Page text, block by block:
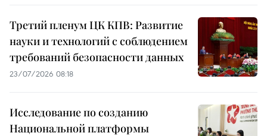
Третий пленум ЦК КПВ: Развитие
науки и технологий с соблюдением
требований безопасности данных
23/07/2026 08:18
Исследование по созданию
Национальной платформы